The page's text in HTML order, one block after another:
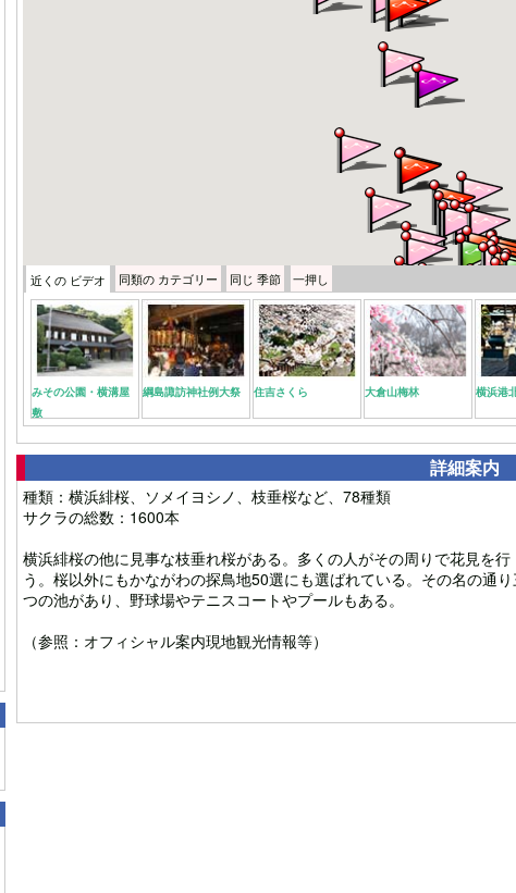
近くの ビデオ 同類のカテゴリー 同じ 季節 一押し
みその公園・横溝屋
敷
綱島諏訪神社例大祭 住吉さくら 大倉山梅林 横浜港
詳細案内
種類：横浜緋桜、ソメイヨシノ、枝垂桜など、78種類
サクラの総数：1600本
横浜緋桜の他に見事な枝垂れ桜がある。多くの人がその周りで花見を行
う。桜以外にもかながわの探鳥地50選にも選ばれている。その名の通
つの池があり、野球場やテニスコートやプールもある。
（参照：オフィシャル案内現地観光情報等）